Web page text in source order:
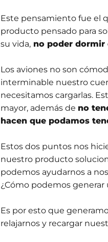
Este pensamiento fue el
producto pensado para
su vida, no poder dormir
Los aviones no son
interminable nuestro
necesitamos cargarlas.
mayor, además de no
hacen que podamos
Estos dos puntos nos
nuestro producto
podemos ayudarnos a
¿Cómo podemos
Es por esto que
relajarnos y recargar